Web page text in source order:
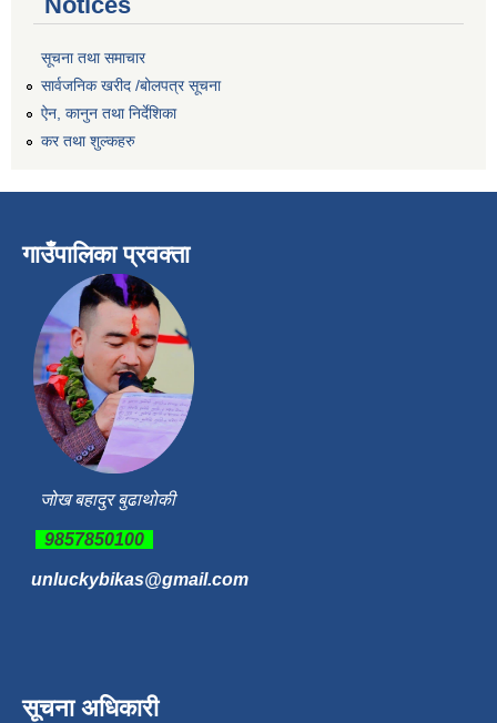
सूचना तथा समाचार
सार्वजनिक खरीद /बोलपत्र सूचना
ऐन, कानुन तथा निर्देशिका
कर तथा शुल्कहरु
गाउँपालिका प्रवक्ता
जोख बहादुर बुढाथोकी
9857850100
unluckybikas@gmail.com
सूचना अधिकारी